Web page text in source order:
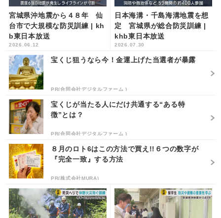
宮城県沖地震から４８年 仙
台市で大規模な防災訓練 | kh
b東日本放送
2026.06.12
日本海溝・千島海溝地震を想
定 宮城県が総合防災訓練 |
khb東日本放送
2026.07.30
宝くじ狙うなら今！金運上げた当選者が暴露
PR(合同会社デジタルファーム )
宝くじが当たる人にだけ共通する“ある特
徴”とは？
PR(合同会社デジタルファーム )
８月のロト6はこの方法で買え!!６つの数字が
『完全一致』する方法
PR(株式会社MURA)